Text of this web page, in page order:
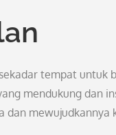
tempat
mendukung dan
mewujudkannya